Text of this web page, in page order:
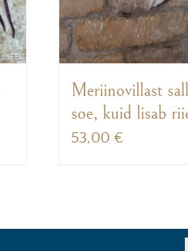
Meriinovillast
soe, kuid lisab
53,00 €